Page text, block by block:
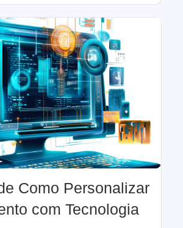
Como Personalizar
com Tecnologia